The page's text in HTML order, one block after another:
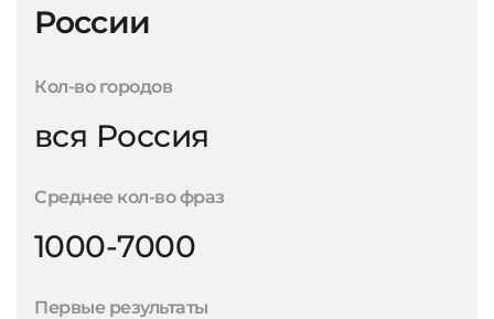
России
Кол-во городов
вся Россия
Среднее кол-во фраз
1000-7000
Первые результаты